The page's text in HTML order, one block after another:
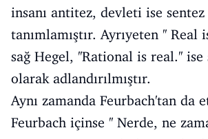
insanı antitez, devleti ise
tanımlamıştır. Ayrıyeten ''
sağ Hegel, ''Rational is real.'' ise
olarak adlandırılmıştır.
Aynı zamanda Feurbach'tan da
Feurbach içinse '' Nerde, ne